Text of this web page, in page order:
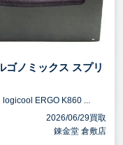
ノミックス スプリ
ERGO K860 ...
2026/06/29買取
錬金堂 倉敷店